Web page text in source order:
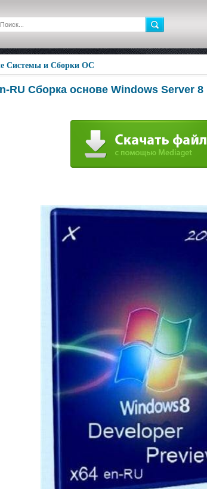
Системы и Сборки ОС
RU Сборка основе Windows Server